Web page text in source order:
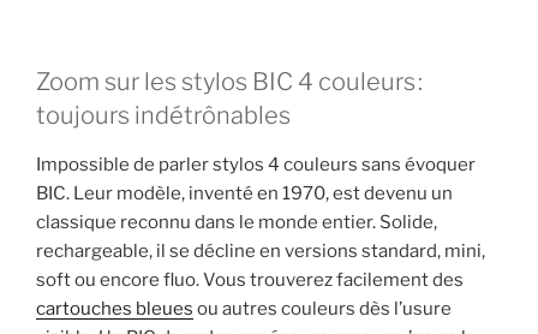
Zoom sur les stylos BIC 4 couleurs :
toujours indétrônables
Impossible de parler stylos 4 couleurs sans évoquer
BIC. Leur modèle, inventé en 1970, est devenu un
classique reconnu dans le monde entier. Solide,
rechargeable, il se décline en versions standard, mini,
soft ou encore fluo. Vous trouverez facilement des
cartouches bleues ou autres couleurs dès l’usure